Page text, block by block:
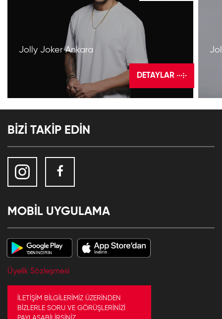
Jolly Joker Ankara
DETAYLAR
BİZİ TAKİP EDİN
MOBİL UYGULAMA
Üyelik Sözleşmesi
İLETİŞİM BİLGİLERİMİZ ÜZERİNDEN
BİZLERLE SORU VE GÖRÜŞLERİNİZİ